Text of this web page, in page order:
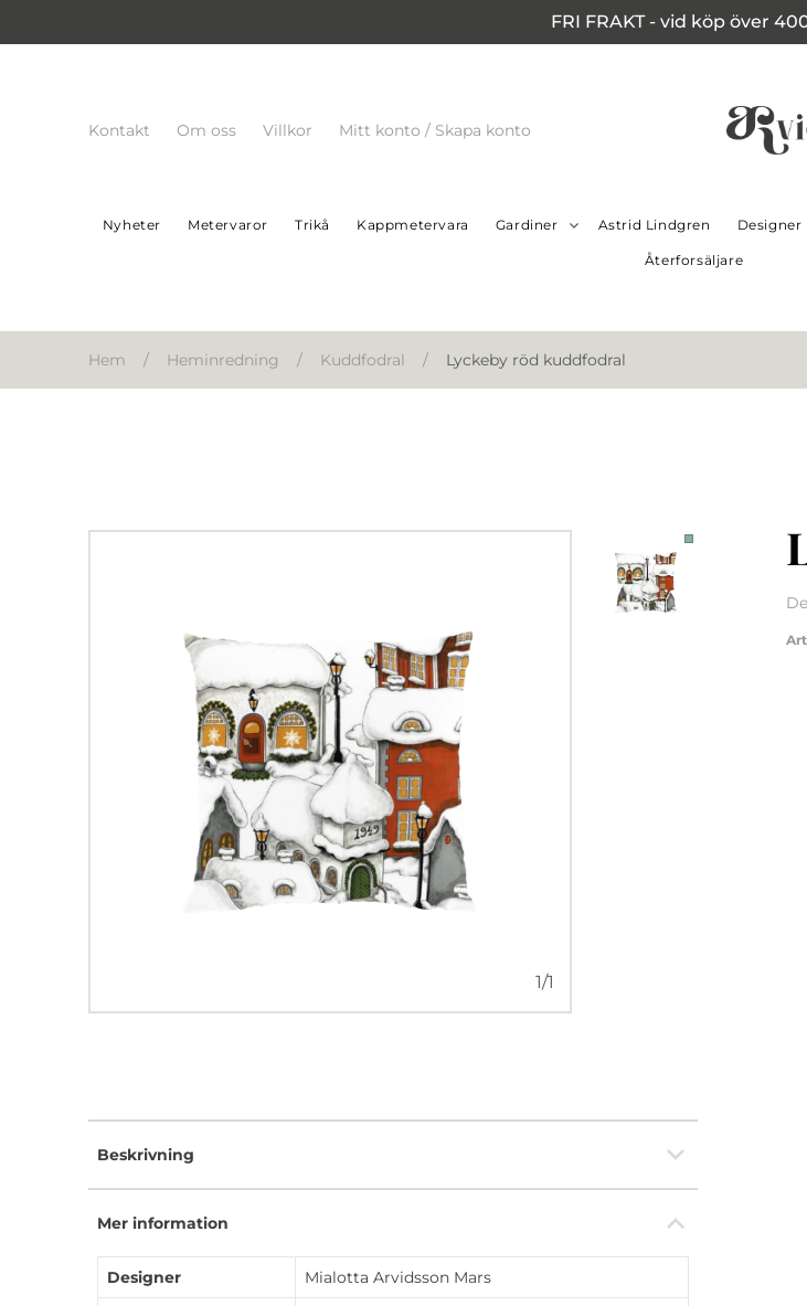
FRI FRAKT - vid köp över
Kontakt Om oss Villkor Mitt konto / Skapa konto
Nyheter Metervaror Trikå Kappmetervara Gardiner Astrid Lindgren Designer
Återforsäljare
Hem / Heminredning / Kuddfodral / Lyckeby röd kuddfodral
1/1
Beskrivning
Mer information
Designer Mialotta Arvidsson Mars